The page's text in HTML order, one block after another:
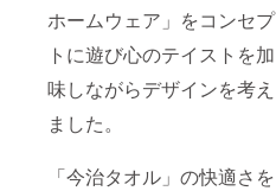
ホームウェア」をコンセプ
トに遊び心のテイストを加
味しながらデザインを考え
ました。
「今治タオル」の快適さを